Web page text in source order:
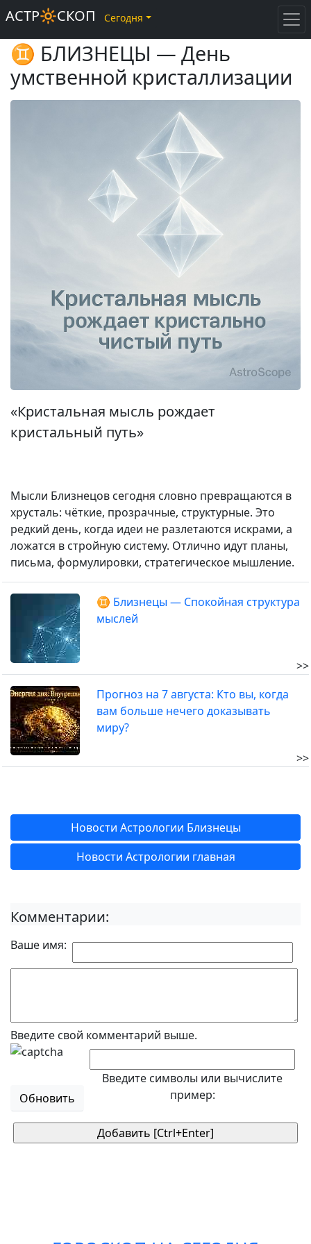
♊ БЛИЗНЕЦЫ — День
умственной кристаллизации
«Кристальная мысль рождает
кристальный путь»
Мысли Близнецов сегодня словно превращаются в
хрусталь: чёткие, прозрачные, структурные. Это
редкий день, когда идеи не разлетаются искрами, а
ложатся в стройную систему. Отлично идут планы,
письма, формулировки, стратегическое мышление.
♊ Близнецы — Спокойная структура
мыслей
>>
Прогноз на 7 августа: Кто вы, когда
вам больше нечего доказывать
миру?
>>
Новости Астрологии Близнецы
Новости Астрологии главная
Комментарии:
Ваше имя:
Введите свой комментарий выше.
Обновить
Введите символы или вычислите
пример:
АСТР🔆СКОП Сегодня